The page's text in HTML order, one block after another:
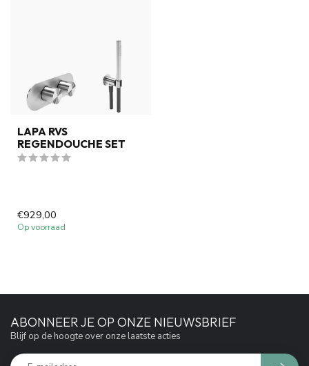
LAPA RVS
REGENDOUCHE SET
€929,00
Op voorraad
ABONNEER JE OP ONZE NIEUWSBRIEF
Blijf op de hoogte over onze laatste acties